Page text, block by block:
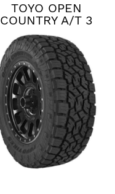
TOYO OPEN
COUNTRY A/T 3